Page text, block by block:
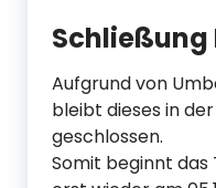
Aufgrund von
bleibt dieses in
geschlossen.
Somit beginnt das